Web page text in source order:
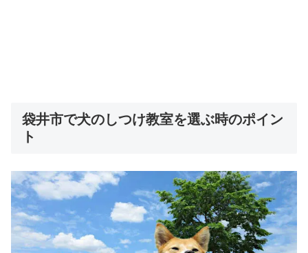
袋井市で犬のしつけ教室を選ぶ時のポイン
ト